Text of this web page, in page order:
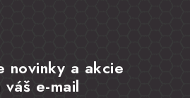
novinky a akcie
váš e-mail